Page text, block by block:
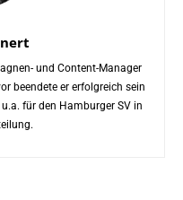
und Content-Manager
beendete er erfolgreich sein
für den Hamburger SV in